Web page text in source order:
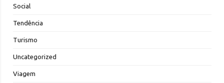
Social
Tendência
Turismo
Uncategorized
Viagem